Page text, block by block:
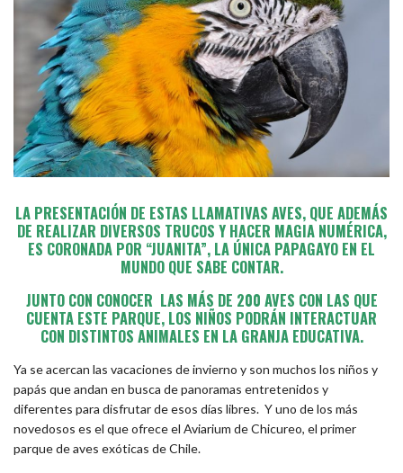
LA PRESENTACIÓN DE ESTAS LLAMATIVAS AVES, QUE ADEMÁS
DE REALIZAR DIVERSOS TRUCOS Y HACER MAGIA NUMÉRICA,
ES CORONADA POR “JUANITA”, LA ÚNICA PAPAGAYO EN EL
MUNDO QUE SABE CONTAR.
JUNTO CON CONOCER LAS MÁS DE 200 AVES CON LAS QUE
CUENTA ESTE PARQUE, LOS NIÑOS PODRÁN INTERACTUAR
CON DISTINTOS ANIMALES EN LA GRANJA EDUCATIVA.
Ya se acercan las vacaciones de invierno y son muchos los niños y
papás que andan en busca de panoramas entretenidos y
diferentes para disfrutar de esos días libres. Y uno de los más
novedosos es el que ofrece el Aviarium de Chicureo, el primer
parque de aves exóticas de Chile.